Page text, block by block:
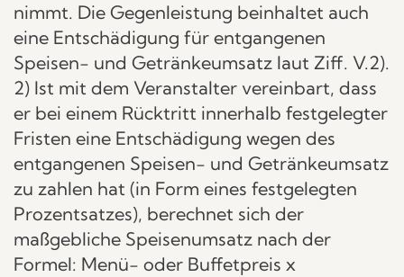
nimmt. Die Gegenleistung beinhaltet auch
eine Entschädigung für entgangenen
Speisen- und Getränkeumsatz laut Ziff. V.2).
2) Ist mit dem Veranstalter vereinbart, dass
er bei einem Rücktritt innerhalb festgelegter
Fristen eine Entschädigung wegen des
entgangenen Speisen- und Getränkeumsatz
zu zahlen hat (in Form eines festgelegten
Prozentsatzes), berechnet sich der
maßgebliche Speisenumsatz nach der
Formel: Menü- oder Buffetpreis x